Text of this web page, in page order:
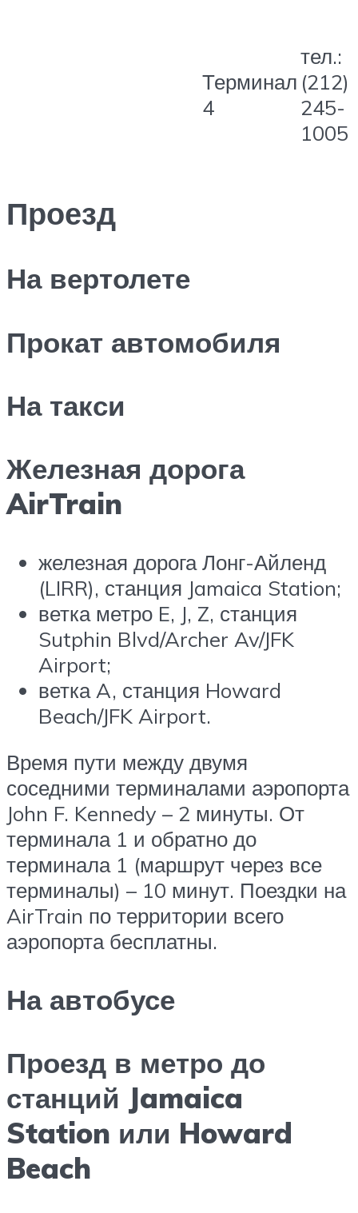
Терминал
4
тел.:
(212)
245-
1005
Проезд
На вертолете
Прокат автомобиля
На такси
Железная дорога
AirTrain
железная дорога Лонг-Айленд
(LIRR), станция Jamaica Station;
ветка метро E, J, Z, станция
Sutphin Blvd/Archer Av/JFK
Airport;
ветка A, станция Howard
Beach/JFK Airport.
Время пути между двумя
соседними терминалами аэропорта
John F. Kennedy – 2 минуты. От
терминала 1 и обратно до
терминала 1 (маршрут через все
терминалы) – 10 минут. Поездки на
AirTrain по территории всего
аэропорта бесплатны.
На автобусе
Проезд в метро до
станций Jamaica
Station или Howard
Beach